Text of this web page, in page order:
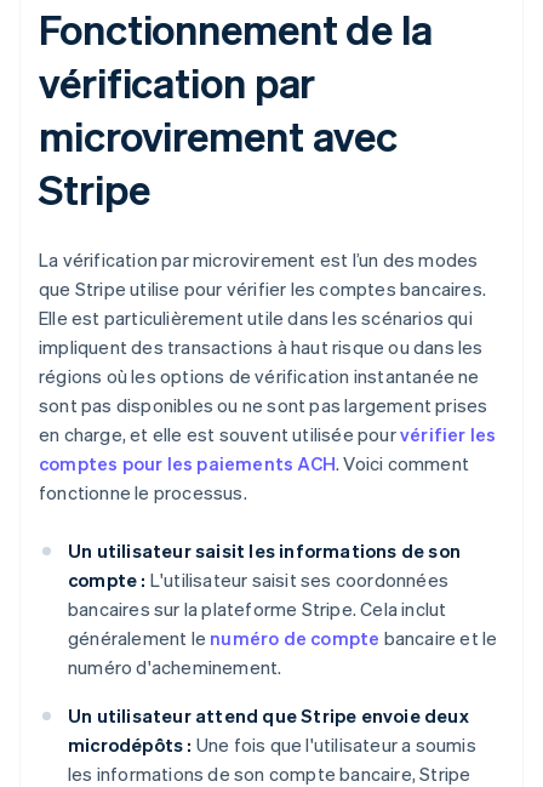
Fonctionnement de la
vérification par
microvirement avec
Stripe
La vérification par microvirement est l’un des modes
que Stripe utilise pour vérifier les comptes bancaires.
Elle est particulièrement utile dans les scénarios qui
impliquent des transactions à haut risque ou dans les
régions où les options de vérification instantanée ne
sont pas disponibles ou ne sont pas largement prises
en charge, et elle est souvent utilisée pourvérifier les
comptes pour les paiements ACH. Voici comment
fonctionne le processus.
Un utilisateur saisit les informations de son
compte : L'utilisateur saisit ses coordonnées
bancaires sur la plateforme Stripe. Cela inclut
généralement le numéro de compte bancaire et le
numéro d'acheminement.
Un utilisateur attend que Stripe envoie deux
microdépôts : Une fois que l'utilisateur a soumis
les informations de son compte bancaire, Stripe